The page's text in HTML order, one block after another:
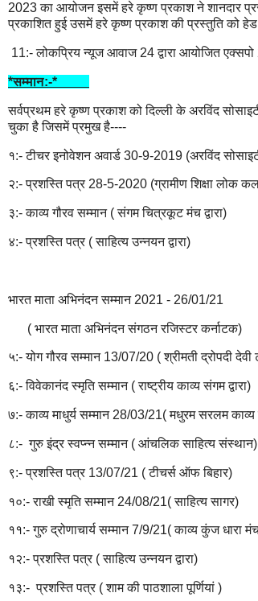
2023 का आयोजन इसमें हरे कृष्ण प्रकाश ने शानदार
प्रकाशित हुई उसमें हरे कृष्ण प्रकाश की प्रस्तुति को हेड
11:- लोकप्रिय न्यूज आवाज 24 द्वारा आयोजित
*सम्मान:-*
सर्वप्रथम हरे कृष्ण प्रकाश को दिल्ली के अरविंद
चुका है जिसमें प्रमुख है----
१:- टीचर इनोवेशन अवार्ड 30-9-2019 (अरविंद सोसाइटी
२:- प्रशस्ति पत्र 28-5-2020 (ग्रामीण शिक्षा लोक
३:- काव्य गौरव सम्मान ( संगम चित्रकूट मंच द्वारा)
४:- प्रशस्ति पत्र ( साहित्य उन्नयन द्वारा)
भारत माता अभिनंदन सम्मान 2021 - 26/01/21
( भारत माता अभिनंदन संगठन रजिस्टर कर्नाटक)
५:- योग गौरव सम्मान 13/07/20 ( श्रीमती द्रोपदी देवी
६:- विवेकानंद स्मृति सम्मान ( राष्ट्रीय काव्य संगम द्वारा)
७:- काव्य माधुर्य सम्मान 28/03/21( मधुरम सरलम
८:- गुरु इंद्र स्वप्न्न सम्मान ( आंचलिक साहित्य संस्थान)
९:- प्रशस्ति पत्र 13/07/21 ( टीचर्स ऑफ बिहार)
१०:- राखी स्मृति सम्मान 24/08/21( साहित्य सागर)
११:- गुरु द्रोणाचार्य सम्मान 7/9/21( काव्य कुंज धारा
१२:- प्रशस्ति पत्र ( साहित्य उन्नयन द्वारा)
१३:- प्रशस्ति पत्र ( शाम की पाठशाला पूर्णियां )